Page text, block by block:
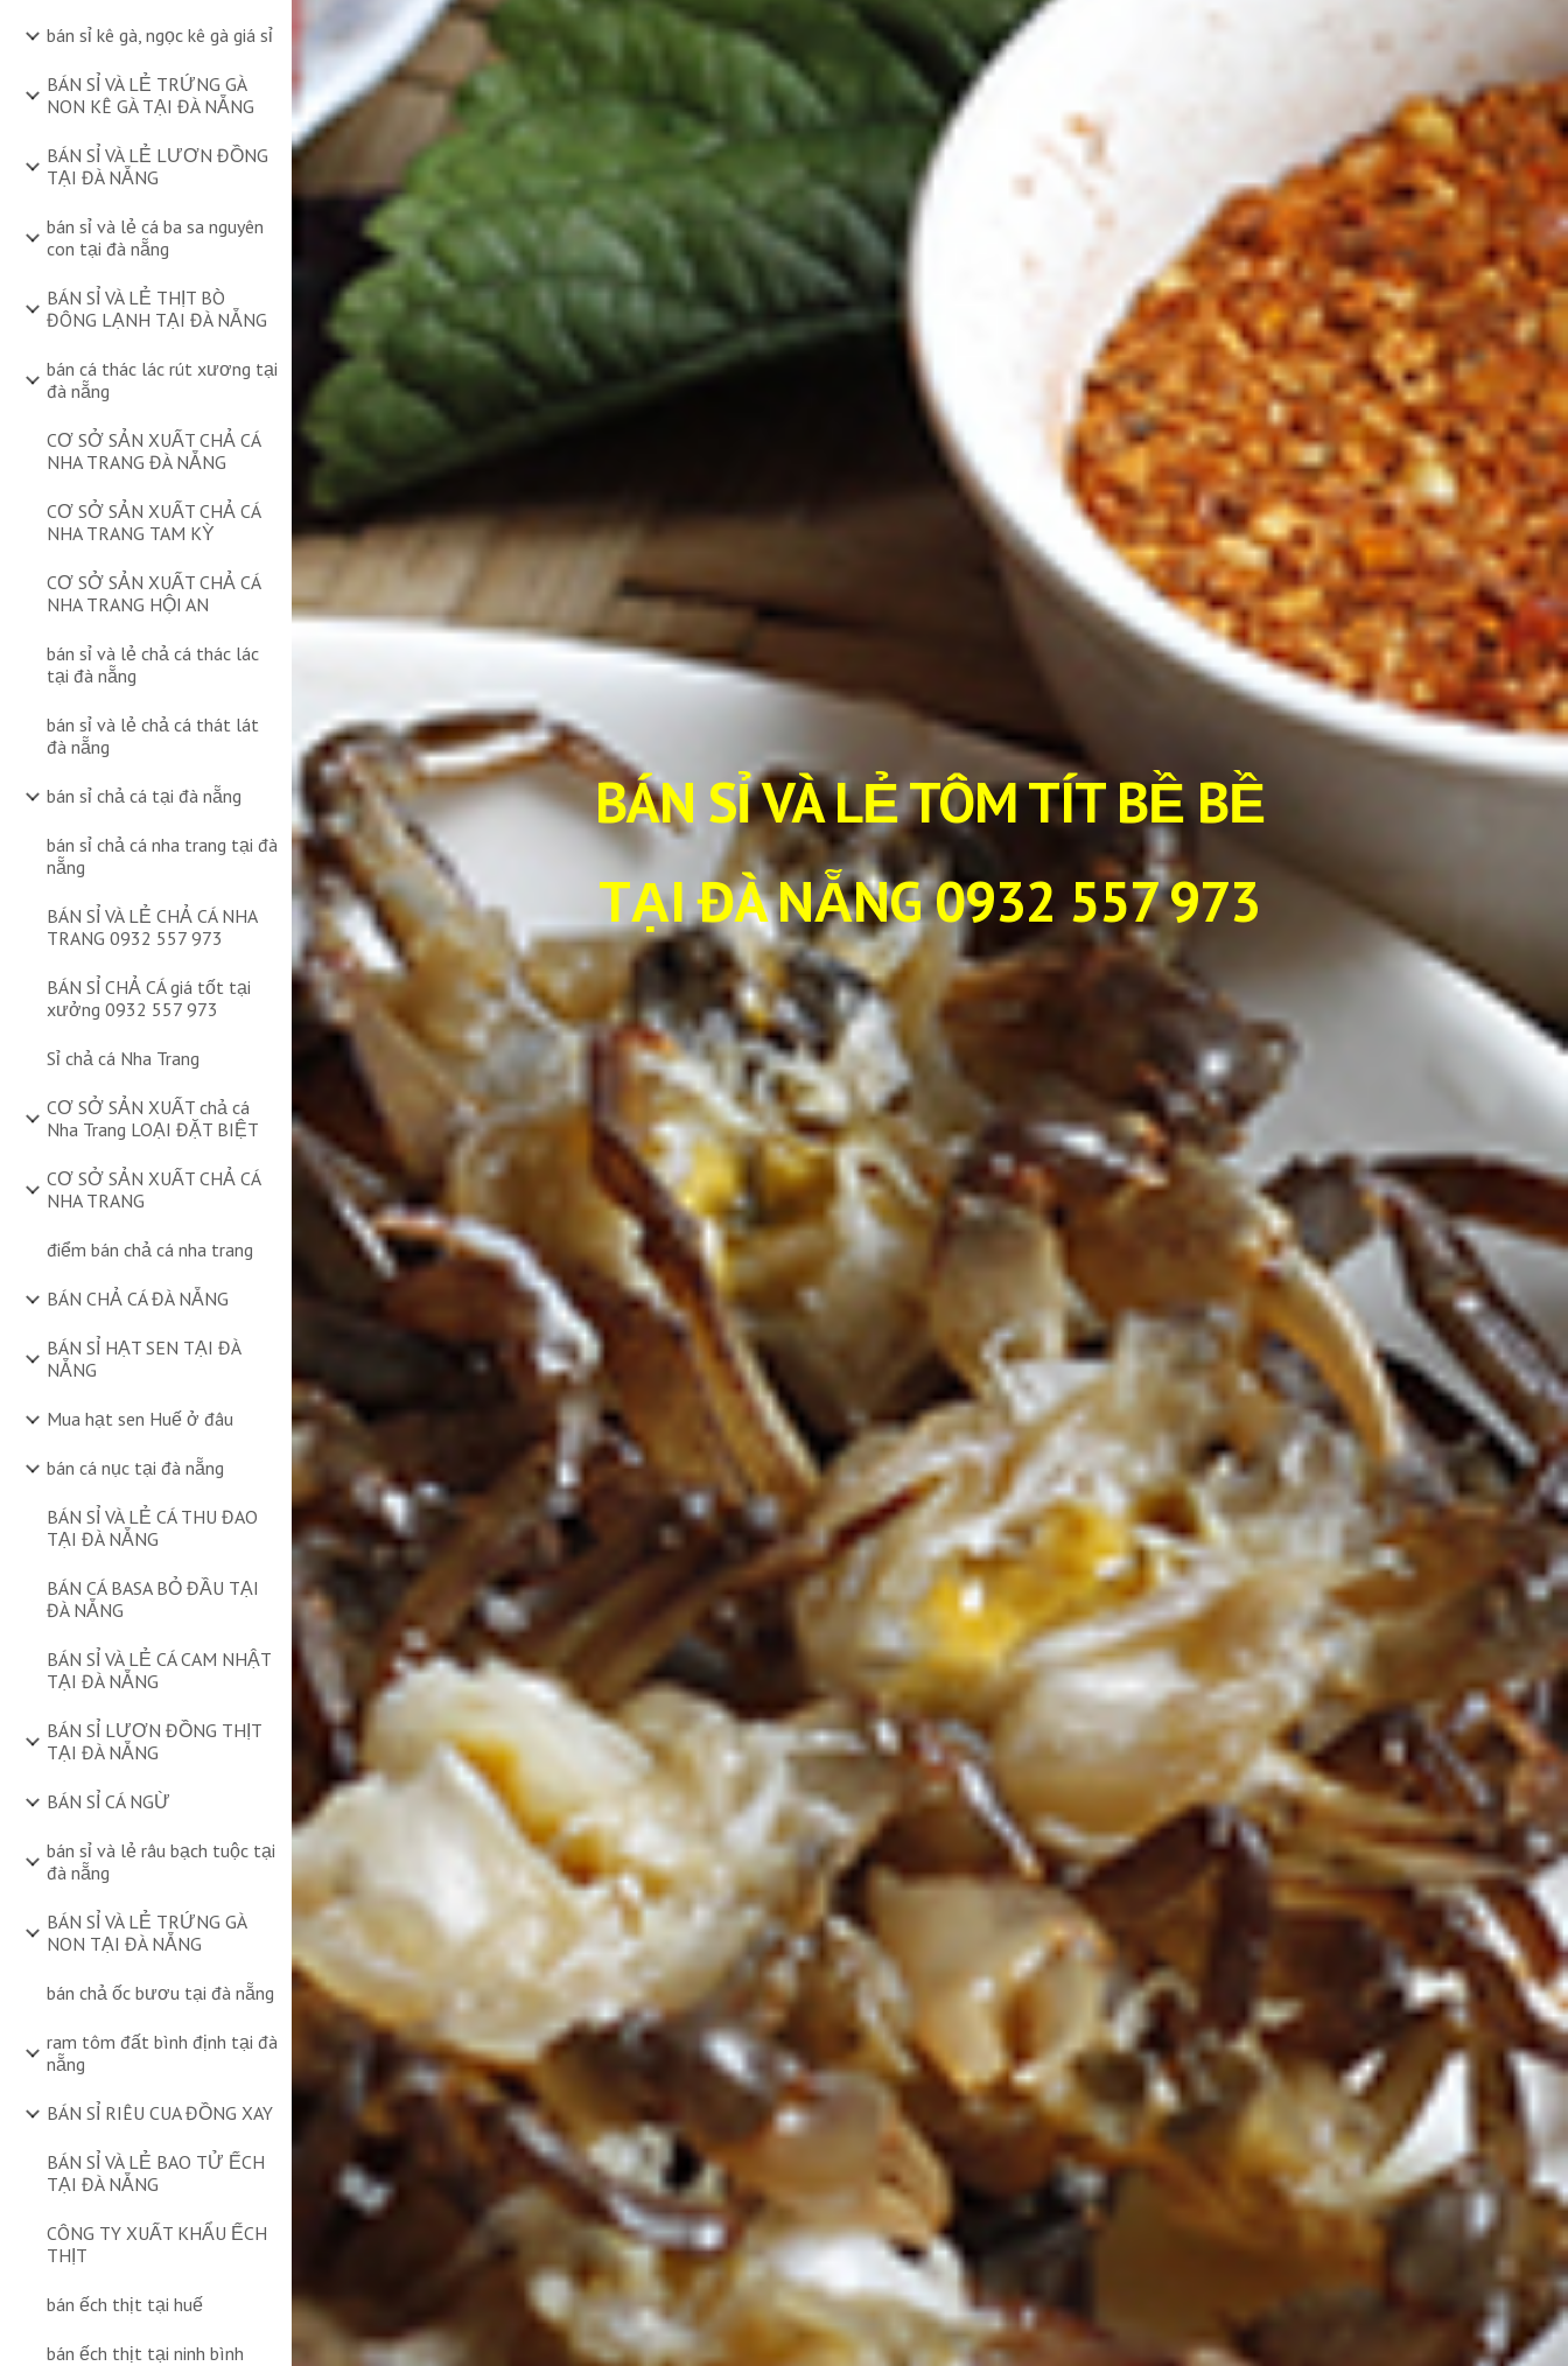
bán sỉ kê gà, ngọc kê gà giá sỉ
BÁN SỈ VÀ LẺ TRỨNG GÀ
NON KÊ GÀ TẠI ĐÀ NẴNG
BÁN SỈ VÀ LẺ LƯƠN ĐỒNG
TẠI ĐÀ NẴNG
bán sỉ và lẻ cá ba sa nguyên
con tại đà nẵng
BÁN SỈ VÀ LẺ THỊT BÒ
ĐÔNG LẠNH TẠI ĐÀ NẴNG
bán cá thác lác rút xương tại
đà nẵng
CƠ SỞ SẢN XUẤT CHẢ CÁ
NHA TRANG ĐÀ NẴNG
CƠ SỞ SẢN XUẤT CHẢ CÁ
NHA TRANG TAM KỲ
CƠ SỞ SẢN XUẤT CHẢ CÁ
NHA TRANG HỘI AN
bán sỉ và lẻ chả cá thác lác
tại đà nẵng
bán sỉ và lẻ chả cá thát lát
đà nẵng
bán sỉ chả cá tại đà nẵng
bán sỉ chả cá nha trang tại đà
nẵng
BÁN SỈ VÀ LẺ CHẢ CÁ NHA
TRANG 0932 557 973
BÁN SỈ CHẢ CÁ giá tốt tại
xưởng 0932 557 973
Sỉ chả cá Nha Trang
CƠ SỞ SẢN XUẤT chả cá
Nha Trang LOẠI ĐẶT BIỆT
CƠ SỞ SẢN XUẤT CHẢ CÁ
NHA TRANG
điểm bán chả cá nha trang
BÁN CHẢ CÁ ĐÀ NẴNG
BÁN SỈ HẠT SEN TẠI ĐÀ
NẴNG
Mua hạt sen Huế ở đâu
bán cá nục tại đà nẵng
BÁN SỈ VÀ LẺ CÁ THU ĐAO
TẠI ĐÀ NẴNG
BÁN CÁ BASA BỎ ĐẦU TẠI
ĐÀ NẴNG
BÁN SỈ VÀ LẺ CÁ CAM NHẬT
TẠI ĐÀ NẴNG
BÁN SỈ LƯƠN ĐỒNG THỊT
TẠI ĐÀ NẴNG
BÁN SỈ CÁ NGỪ
bán sỉ và lẻ râu bạch tuộc tại
đà nẵng
BÁN SỈ VÀ LẺ TRỨNG GÀ
NON TẠI ĐÀ NẴNG
bán chả ốc bươu tại đà nẵng
ram tôm đất bình định tại đà
nẵng
BÁN SỈ RIÊU CUA ĐỒNG XAY
BÁN SỈ VÀ LẺ BAO TỬ ẾCH
TẠI ĐÀ NẴNG
CÔNG TY XUẤT KHẨU ẾCH
THỊT
bán ếch thịt tại huế
bán ếch thịt tại ninh bình
BÁN SỈ VÀ LẺ TÔM TÍT BỀ BỀ
TẠI ĐÀ NẴNG 0932 557 973